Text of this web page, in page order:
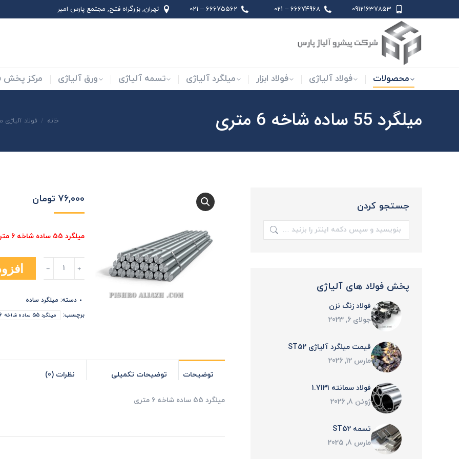
09121637853
66674968 – 021
66675562 – 021 تهران, بزرگراه فتح, مجتمع پارس امير
محصولات فولاد آلیاژی فولاد ابزار میلگرد آلیاژی تسمه آلیاژی ورق آلیاژی مرکز پخش
میلگرد 55 ساده شاخه 6 متری شما اینجا هستید:
خانه فولاد آلیاژی
76,000 تومان
میلگرد 55 ساده شاخه 6 متری
میلگرد
55
ساده
شاخه
دسته: میلگرد ساده
برچسب:
میلگرد 55 ساده شاخه 6 متری
توضیحات توضیحات تکمیلی نظرات (0)
میلگرد 55 ساده شاخه 6 متری
جستجو کردن
جستجو:
پخش فولاد های آلیاژی
فولاد زنگ نزن
جولای 6, 2023
قیمت میلگرد آلیاژی ST52
مارس 12, 2026
فولاد سمانته 1.7131
ژوئن 8, 2026
تسمه ST52
مارس 8, 2025
محصولات میلگرد آلیاژی تسمه آلیاژی